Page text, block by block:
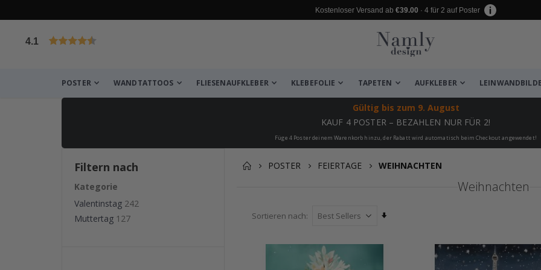
Kostenloser Versand ab €39.00 · 4 für 2 auf Poster
4.1
POSTER WANDTATTOOS FLIESENAUFKLEBER KLEBEFOLIE TAPETEN AUFKLEBER
Gültig bis zum 9. August
KAUF 4 POSTER – BEZAHLEN NUR FÜR 2!
Füge 4 Poster deinem Warenkorb hinzu, der Rabatt wird automatisch beim Checkout angewendet!
POSTER FEIERTAGE WEIHNACHTEN
Weihnachten
Sortieren nach
Filtern nach
Kategorie
Valentinstag 242
Muttertag 127